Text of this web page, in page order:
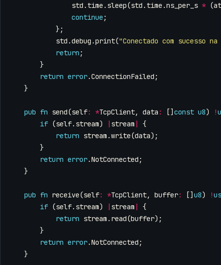
std . time . sleep(std . time .ns_per_s * (
continue ;
};
std .debug .print("Conectado com sucesso
return ;
}
return error.ConnectionFailed ;
}
pub fn send(self: *TcpClient, data : [] const u8) !
if (self. stream) | stream |
{
return stream .write(data);
}
return error.NotConnected ;
}
pub fn receive(self: *TcpClient, buffer: [] u8) !
if (self. stream) | stream |
{
return stream . read(buffer);
}
return error.NotConnected ;
}